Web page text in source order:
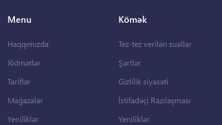
Menu
Haqqımızda
Xidmətlər
Tariflər
Mağazalar
Yeniliklər
Kömək
Tez-tez verilən suallar
Şərtlər
Gizlilik siyasəti
İstifadəçi Razılaşması
Yeniliklər